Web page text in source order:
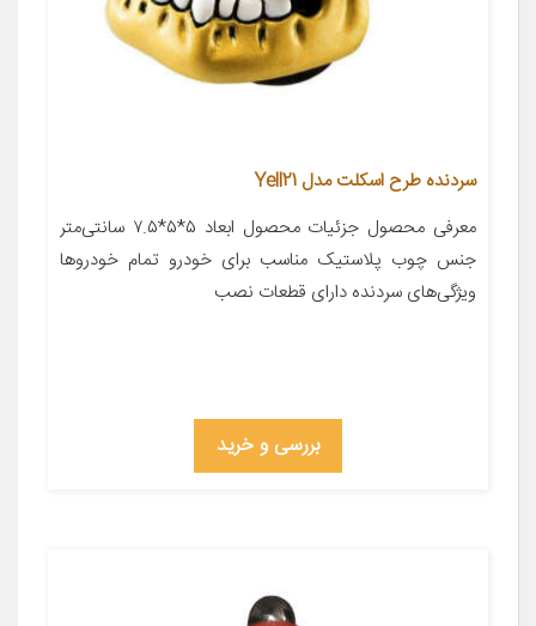
سردنده طرح اسکلت مدل Yell21
معرفی محصول جزئیات محصول ابعاد ۵*۵*۷.۵ سانتی‌متر
جنس چوب پلاستیک مناسب برای خودرو تمام خودروها
ویژگی‌های سردنده دارای قطعات نصب
بررسی و خرید